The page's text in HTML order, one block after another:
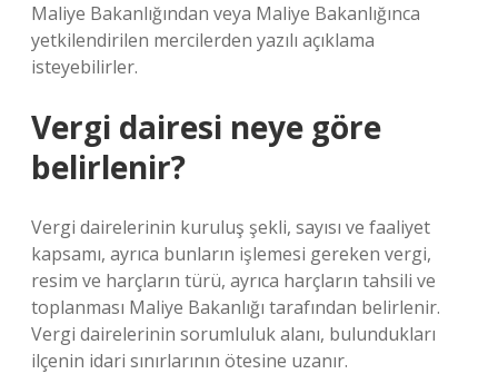
Maliye Bakanlığından veya Maliye Bakanlığınca
yetkilendirilen mercilerden yazılı açıklama
isteyebilirler.
Vergi dairesi neye göre
belirlenir?
Vergi dairelerinin kuruluş şekli, sayısı ve faaliyet
kapsamı, ayrıca bunların işlemesi gereken vergi,
resim ve harçların türü, ayrıca harçların tahsili ve
toplanması Maliye Bakanlığı tarafından belirlenir.
Vergi dairelerinin sorumluluk alanı, bulundukları
ilçenin idari sınırlarının ötesine uzanır.